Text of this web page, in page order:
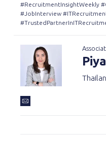
#RecruitmentInsightWeekly
#JobInterview